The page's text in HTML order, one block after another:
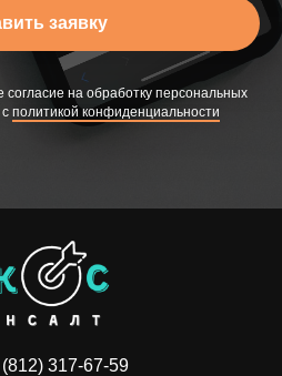
заявку
на обработку персональных
политикой конфиденциальности
317-67-59